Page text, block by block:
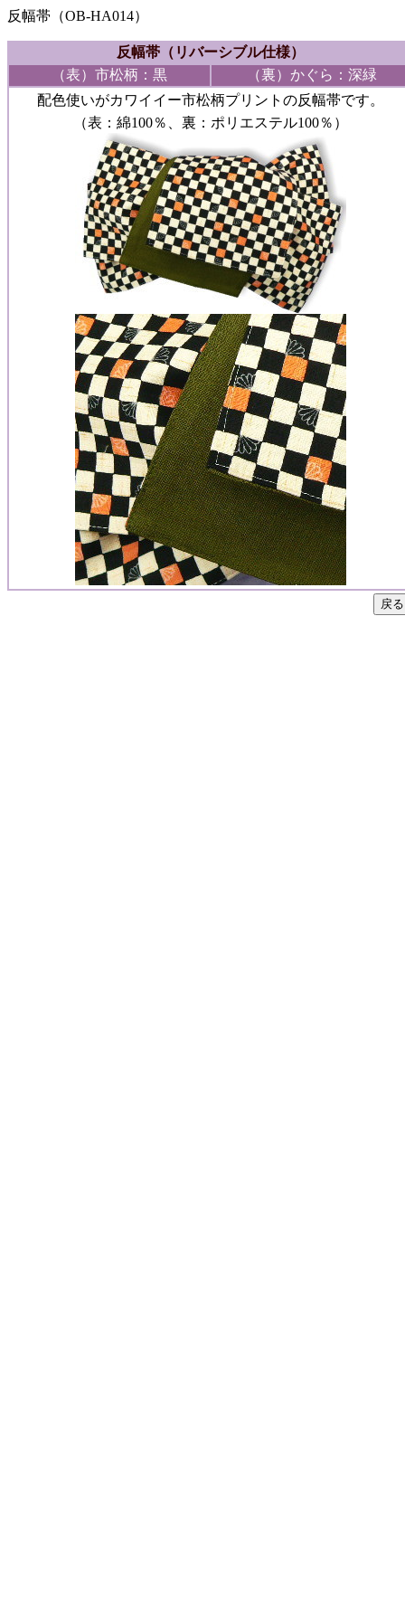
反幅帯（OB-HA014）
反幅帯（リバーシブル仕様）
（表）市松柄：黒
（裏）かぐら：深緑
配色使いがカワイイー市松柄プリントの反幅帯です。
（表：綿100％、裏：ポリエステル100％）